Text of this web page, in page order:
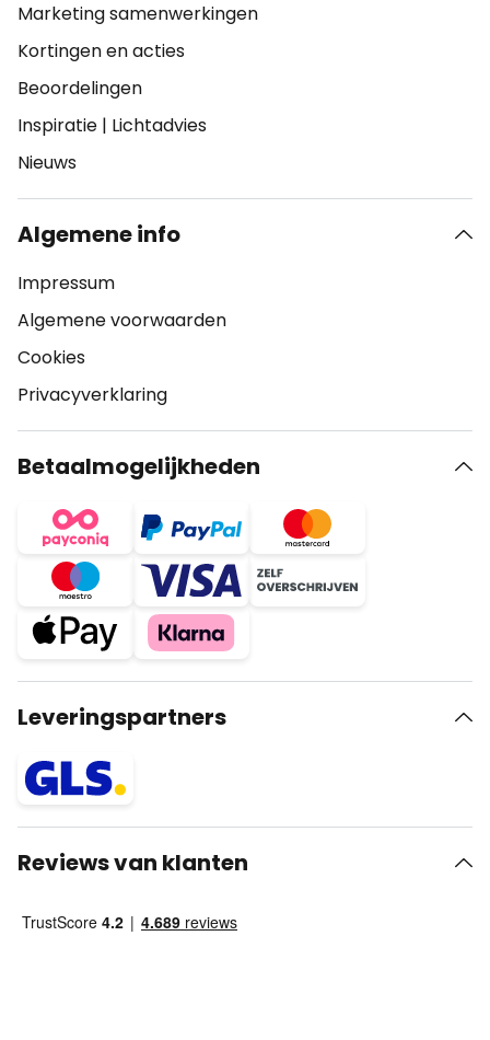
Marketing samenwerkingen
Kortingen en acties
Beoordelingen
Inspiratie | Lichtadvies
Nieuws
Algemene info
Impressum
Algemene voorwaarden
Cookies
Privacyverklaring
Betaalmogelijkheden
Leveringspartners
Reviews van klanten